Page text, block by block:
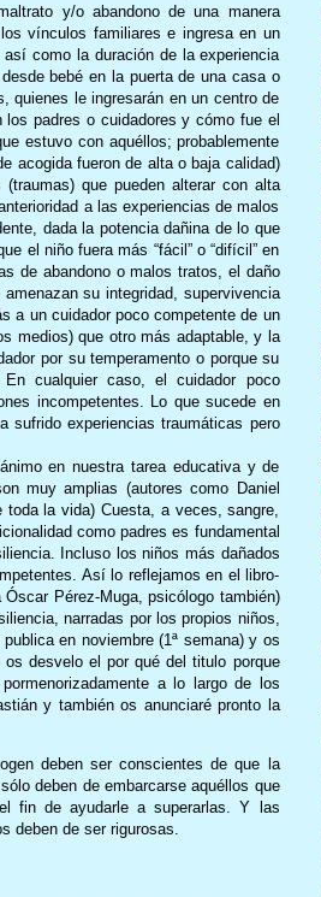
y/o abandono de una manera
vínculos familiares e ingresa en un
como la duración de la experiencia
bebé en la puerta de una casa o
quienes le ingresarán en un centro de
padres o cuidadores y cómo fue el
estuvo con aquéllos; probablemente
acogida fueron de alta o baja calidad)
que pueden alterar con alta
a las experiencias de malos
dada la potencia dañina de lo que
el niño fuera más “fácil” o “difícil” en
de abandono o malos tratos, el daño
su integridad, supervivencia
a un cuidador poco competente de un
medios) que otro más adaptable, y la
por su temperamento o porque su
cualquier caso, el cuidador poco
incompetentes. Lo que sucede en
sufrido experiencias traumáticas pero
en nuestra tarea educativa y de
muy amplias (autores como Daniel
la vida) Cuesta, a veces, sangre,
como padres es fundamental
Incluso los niños más dañados
Así lo reflejamos en el libro-
Pérez-Muga, psicólogo también)
narradas por los propios niños,
en noviembre (1ª semana) y os
os desvelo el por qué del titulo porque
a lo largo de los
y también os anunciaré pronto la
deben ser conscientes de que la
deben de embarcarse aquéllos que
fin de ayudarle a superarlas. Y las
deben de ser rigurosas.